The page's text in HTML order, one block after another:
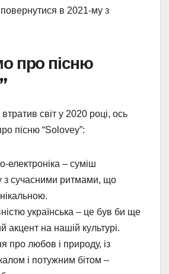
в 2021-му з
про пісню
світ у 2020 році, ось
пісню “Solovey”:
електроніка – суміш
з сучасними ритмами, що
українська – це був би ще
акцент на нашій культурі.
про любов і природу, із
і потужним бітом –